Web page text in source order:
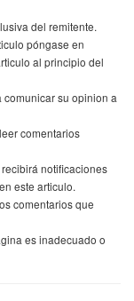
del remitente.
póngase en
al principio del
su opinion a
comentarios
notificaciones
este articulo.
comentarios que
es inadecuado o